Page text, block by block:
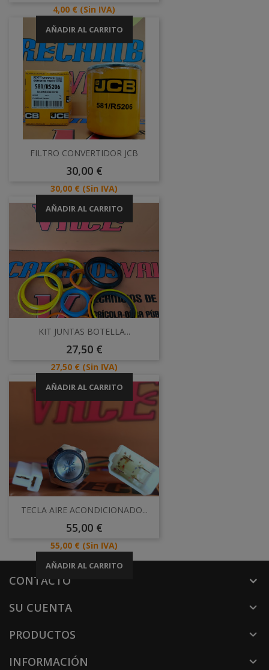
Precio
4,00 € (Sin IVA)
AÑADIR AL CARRITO
FILTRO CONVERTIDOR JCB
Precio
30,00 €
Precio
30,00 € (Sin IVA)
AÑADIR AL CARRITO
KIT JUNTAS BOTELLA...
Precio
27,50 €
Precio
27,50 € (Sin IVA)
AÑADIR AL CARRITO
TECLA AIRE ACONDICIONADO...
Precio
55,00 €
Precio
55,00 € (Sin IVA)
AÑADIR AL CARRITO
CONTACTO
SU CUENTA

PRODUCTOS 
INFORMACIÓN 